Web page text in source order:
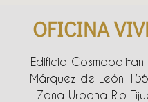
OFICINA
Edificio Cosmopolitan
Márquez de León
Zona Urbana Rio